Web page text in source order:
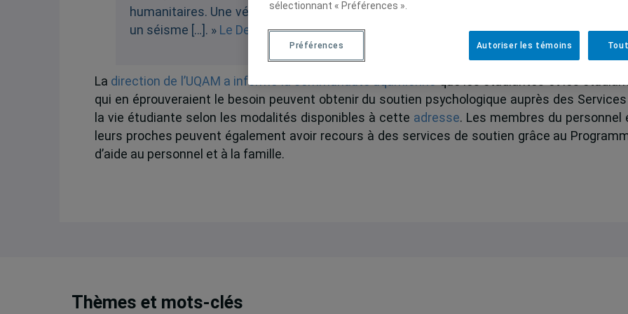
humanitaires. Une véritable course contre la montre s’enclenche dans les jours suivant
un séisme […]. » Le Devoir, 11 septembre 2023
La direction de l’UQAM a informé la communauté uqamienne
qui en éprouveraient le besoin peuvent obtenir du soutien psychologique auprès des
la vie étudiante selon les modalités disponibles à cette adresse. Les membres du personnel
leurs proches peuvent également avoir recours à des services de soutien grâce au
d’aide au personnel et à la famille.
Thèmes et mots-clés
sélectionnant « Préférences ».
Autoriser les témoins
Préférences